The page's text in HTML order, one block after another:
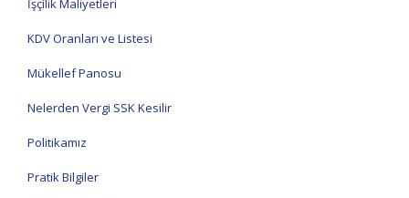
İşçilik Maliyetleri
KDV Oranları ve Listesi
Mükellef Panosu
Nelerden Vergi SSK Kesilir
Politikamız
Pratik Bilgiler